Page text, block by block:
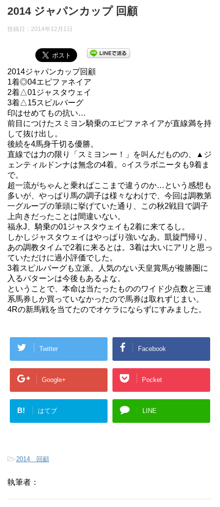
2014 ジャパンカップ 回顧
投稿日： 2014年12月1日
2014ジャパンカップ回顧
1着◎04エピファネイア
2着△01ジャスタウェイ
3着△15スピルバーグ
印はせめてもの抗い…
前目につけたスミヨン騎乗のエピファネイアが直線満を持
して抜け出し。
後続を4馬身千切る優勝。
直線では力の限り「スミヨンー！」を叫んだものの、▲ジ
ェンティルドンナは無念の4着。○イスラボニータも9着ま
で。
超一流がちゃんと乗ればここまで違うのか…という感想も
多いが、やっぱり馬の調子は様々なわけで、今回は調教第
一グループの筆頭に挙げていた通り、この秋2戦目で調子
上向きだったことは間違いない。
福永J、騎乗の01ジャスタウェイも2着に来てるし。
しかしジャスタウェイはやっぱり強いなあ。凱旋門帰り、
あの調教タイムで2着に来るとは。3着は大いにアリと思っ
ていただけに過小評価でした。
3着スピルバーグも立派。人気のない天皇賞馬が複勝圏に
入るパターンは今後もあるよな。
ということで、本命は当たったもののワイド少点数と三連
系馬券しか買っていなかったので馬券は取れずじまい。
4Rの新馬戦を当てたのでオケラにならずにすみました。
Twitter Facebook
Google+ Pocket
B! はてブ LINE
-2014 回顧
執筆者：